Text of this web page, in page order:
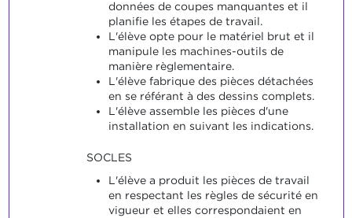
données de coupes manquantes et il
planifie les étapes de travail.
L'élève opte pour le matériel brut et il
manipule les machines-outils de
manière règlementaire.
L'élève fabrique des pièces détachées
en se référant à des dessins complets.
L'élève assemble les pièces d'une
installation en suivant les indications.
SOCLES
L'élève a produit les pièces de travail
en respectant les règles de sécurité en
vigueur et elles correspondaient en